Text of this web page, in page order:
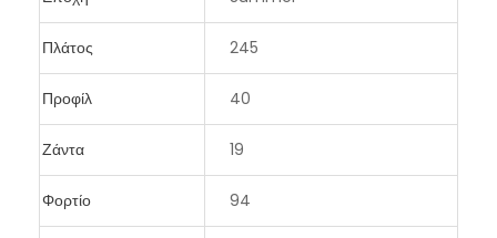
Πλάτος 245
Προφίλ 40
Ζάντα 19
Φορτίο 94